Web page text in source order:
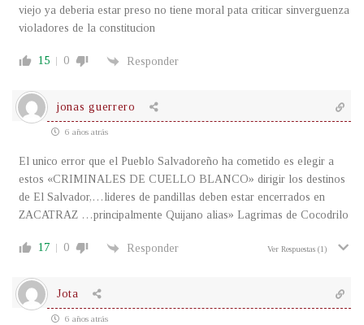
viejo ya deberia estar preso no tiene moral pata criticar sinverguenza
violadores de la constitucion
15 0 Responder
jonas guerrero
6 años atrás
El unico error que el Pueblo Salvadoreño ha cometido es elegir a
estos «CRIMINALES DE CUELLO BLANCO» dirigir los destinos
de El Salvador,…lideres de pandillas deben estar encerrados en
ZACATRAZ …principalmente Quijano alias» Lagrimas de Cocodrilo
17 0 Responder Ver Respuestas (1)
Jota
6 años atrás